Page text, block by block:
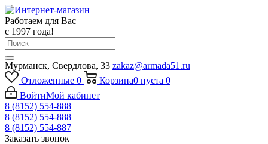
Работаем для Вас
с 1997 года!
Мурманск, Свердлова, 33 zakaz@armada51.ru
Отложенные 0 Корзина0 пуста 0
ВойтиМой кабинет
8 (8152) 554-888
8 (8152) 554-888
8 (8152) 554-887
Заказать звонок